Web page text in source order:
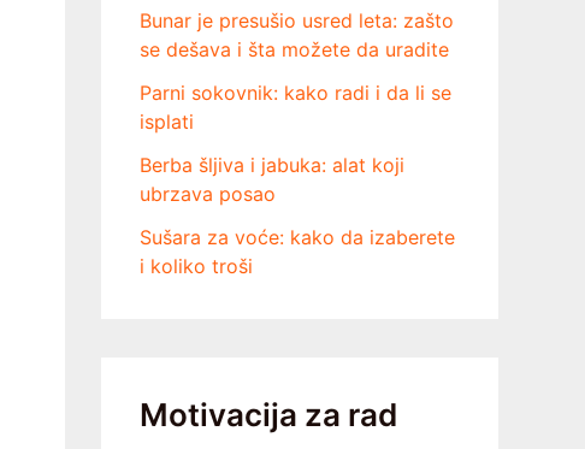
Bunar je presušio usred leta: zašto
se dešava i šta možete da uradite
Parni sokovnik: kako radi i da li se
isplati
Berba šljiva i jabuka: alat koji
ubrzava posao
Sušara za voće: kako da izaberete
i koliko troši
Motivacija za rad